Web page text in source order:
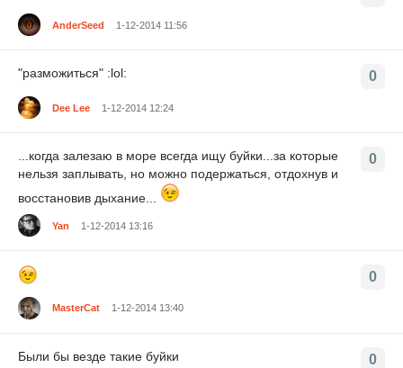
AnderSeed 1-12-2014 11:56
0
"разможиться" :lol:
Dee Lee 1-12-2014 12:24
0
...когда залезаю в море всегда ищу буйки...за которые
нельзя заплывать, но можно подержаться, отдохнув и
восстановив дыхание...
Yan 1-12-2014 13:16
0
MasterCat 1-12-2014 13:40
0
Были бы везде такие буйки